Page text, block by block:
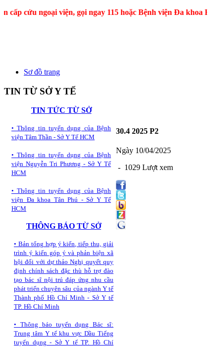
ngoại viện, gọi ngay 115 hoặc Bệnh viện Đa khoa Bình
Sơ đồ trang
TIN TỪ SỞ Y TẾ
TIN TỨC TỪ SỞ
• Thông tin tuyển dụng của Bệnh
viện Tâm Thần - Sở Y Tế HCM
• Thông tin tuyển dụng của Bệnh
viện Nguyễn Tri Phương - Sở Y Tế
HCM
• Thông tin tuyển dụng của Bệnh
viện Đa khoa Tân Phú - Sở Y Tế
HCM
THÔNG BÁO TỪ SỞ
• Bản tổng hợp ý kiến, tiếp thu, giải
trình ý kiến góp ý và phản biện xã
hội đối với dự thảo Nghị quyết quy
định chính sách đặc thù hỗ trợ đào
tạo bác sĩ nội trú đáp ứng nhu cầu
phát triển chuyên sâu của ngành Y tế
Thành phố Hồ Chí Minh - Sở Y tế
TP. Hồ Chí Minh
• Thông báo tuyển dụng Bác sĩ:
Trung tâm Y tế khu vực Dầu Tiếng
tuyển dụng - Sở Y tế TP. Hồ Chí
30.4 2025 P2
Ngày 10/04/2025
- 1029 Lượt xem